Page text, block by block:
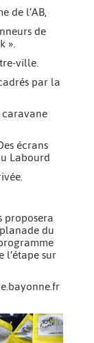
de l’AB,
de
».
ville.
par la
caravane
écrans
Labourd
proposera
du
sur